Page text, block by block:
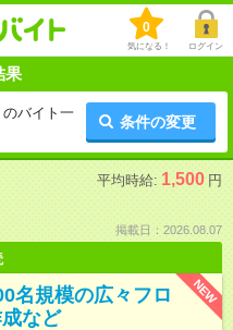
0
気になる！ ログイン
果
バイト一
条件の変更
平均時給: 1,500 円
掲載日：2026.08.07
NEW
名規模の広々フロ
など